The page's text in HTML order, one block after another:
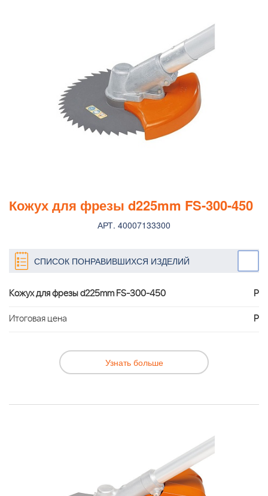
Кожух для фрезы d225mm FS-300-450
АРТ. 40007133300
СПИСОК ПОНРАВИВШИХСЯ ИЗДЕЛИЙ
Кожух для фрезы d225mm FS-300-450
Р
Итоговая цена
Р
Узнать больше